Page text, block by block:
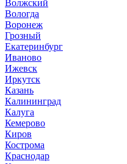
Волжский
Вологда
Воронеж
Грозный
Екатеринбург
Иваново
Ижевск
Иркутск
Казань
Калининград
Калуга
Кемерово
Киров
Кострома
Краснодар